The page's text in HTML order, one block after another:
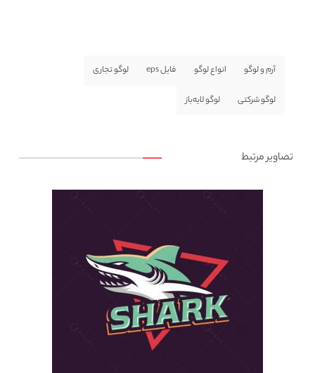
آرم و لوگو انواع لوگو فایل eps لوگو تجاری
لوگو شرکتی لوگو لایه‌باز
تصاویر مرتبط